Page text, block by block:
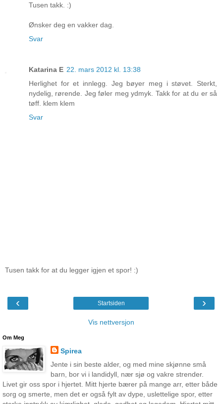
Tusen takk. :)
Ønsker deg en vakker dag.
Svar
Katarina E 22. mars 2012 kl. 13:38
Herlighet for et innlegg. Jeg bøyer meg i støvet. Sterkt,
nydelig, rørende. Jeg føler meg ydmyk. Takk for at du er så
tøff. klem klem
Svar
Tusen takk for at du legger igjen et spor! :)
‹ ›
Startsiden
Vis nettversjon
Om Meg
Spirea
Jente i sin beste alder, og med mine skjønne små
barn, bor vi i landidyll, nær sjø og vakre strender.
Livet gir oss spor i hjertet. Mitt hjerte bærer på mange arr, etter både
sorg og smerte, men det er også fylt av dype, uslettelige spor, etter